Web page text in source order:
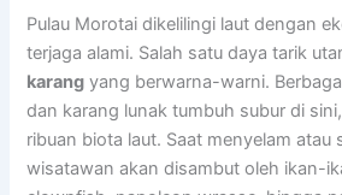
Pulau Morotai dikelilingi laut dengan
terjaga alami. Salah satu daya tarik
karang yang berwarna-warni.
dan karang lunak tumbuh subur di
ribuan biota laut. Saat menyelam atau
wisatawan akan disambut oleh ikan-